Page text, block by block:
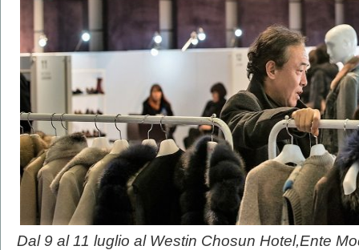
Dal 9 al 11 luglio al Westin Chosun Hotel,Ente